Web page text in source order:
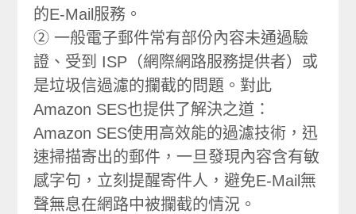
的E-Mail服務。
② 一般電子郵件常有部份內容未通過驗
證、受到 ISP（網際網路服務提供者）或
是垃圾信過濾的攔截的問題。對此
Amazon SES也提供了解決之道：
Amazon SES使用高效能的過濾技術，迅
速掃描寄出的郵件，一旦發現內容含有敏
感字句，立刻提醒寄件人，避免E-Mail無
聲無息在網路中被攔截的情況。